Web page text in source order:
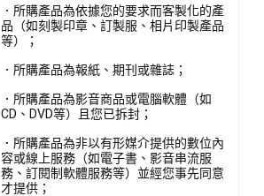
．所購產品為依據您的要求而客製化的產
品（如刻製印章、訂製服、相片印製產品
等）；
．所購產品為報紙、期刊或雜誌；
．所購產品為影音商品或電腦軟體（如
CD、DVD等）且您已拆封；
．所購產品為非以有形媒介提供的數位內
容或線上服務（如電子書、影音串流服
務、訂閱制軟體服務等）並經您事先同意
才提供；